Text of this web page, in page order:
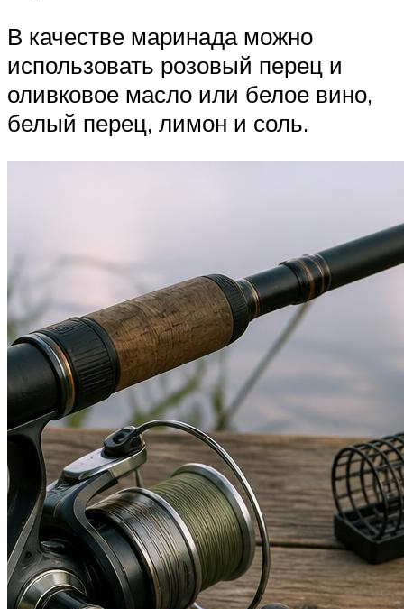
В качестве маринада можно
использовать розовый перец и
оливковое масло или белое вино,
белый перец, лимон и соль.